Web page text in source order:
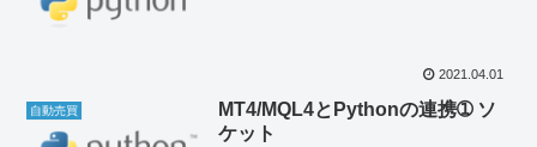
2021.04.01
自動売買
MT4/MQL4とPythonの連携➀ ソ
ケット